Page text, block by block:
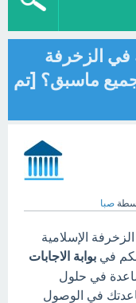
في الزخرفة
جميع ماسبق؟ [تم
صبا
الإسلامية
في بوابة الاجابات
في حلول
في الوصول